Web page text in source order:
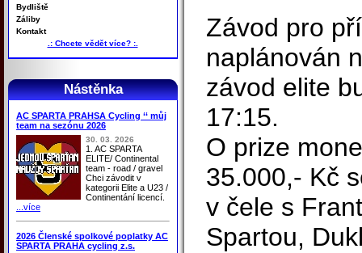
Bydliště
Záliby
Kontakt
.: Chcete vědět více? :.
Nástěnka
AC SPARTA PRAHSA Cycling ‘‘ můj
team na sezónu 2026
30. 03. 2026
1. AC SPARTA
ELITE/ Continental
team - road / gravel
Chci závodit v
kategorii Elite a U23 /
Continentání licencí.
...více
2026 Členské spolkové poplatky AC
SPARTA PRAHA cycling z.s.
Závod pro
naplánován
závod elite
17:15.
O prize
35.000,- Kč
v čele s
Spartou,